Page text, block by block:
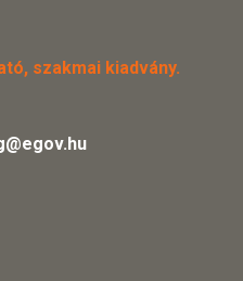
szakmai kiadvány.